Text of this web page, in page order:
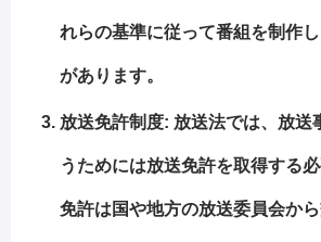
れらの基準に従って番組を制作
があります。
放送免許制度: 放送法では、放送
うためには放送免許を取得する必
免許は国や地方の放送委員会か